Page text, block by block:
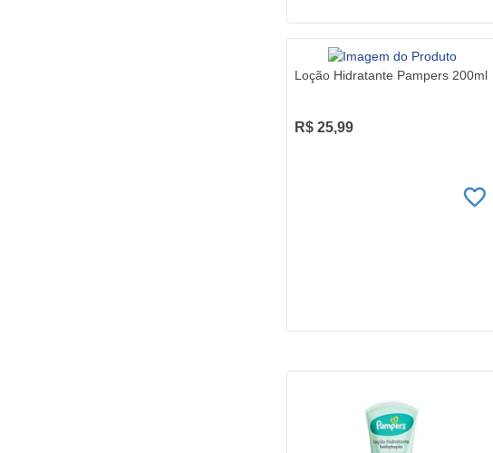
Loção Hidratante Pampers 200ml
R$ 25,99